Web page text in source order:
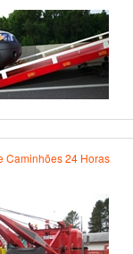
Caminhões 24 Horas